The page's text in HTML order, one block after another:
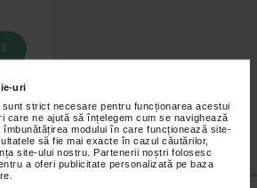
uri
strict necesare pentru funcționarea acestui
care ne ajută să înțelegem cum se navighează
modului în care funcționează site-
să fie mai exacte în cazul căutărilor,
site-ului nostru. Partenerii noștri folosesc
a oferi publicitate personalizată pe baza